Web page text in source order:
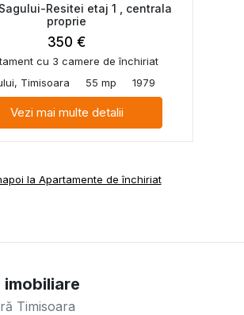
Resitei etaj 1 , centrala
proprie
350 €
cu 3 camere de închiriat
Timisoara
55 mp 1979
Vezi mai multe detalii
la Apartamente de închiriat
imobiliare
Timisoara